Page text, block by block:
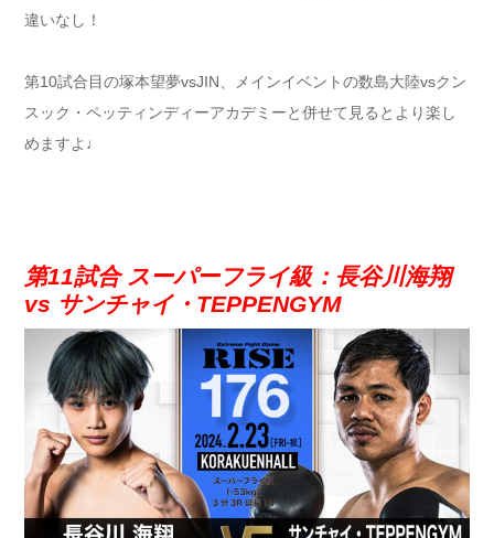
違いなし！
第10試合目の塚本望夢vsJIN、メインイベントの数島大陸vsクン
スック・ペッティンディーアカデミーと併せて見るとより楽し
めますよ♩
第11試合 スーパーフライ級：長谷川海翔
vs サンチャイ・TEPPENGYM